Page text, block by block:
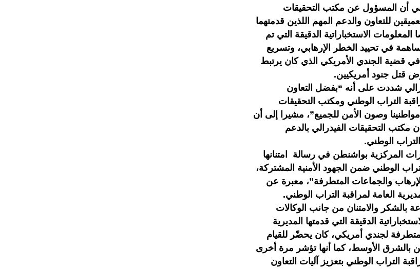
أن المسؤول عن مكتب التحقيقات
للتعاون والدعم المهم اللذين قدمتهما
الاستخباراتية الدقيقة التي تم
في تحييد الخطر الإرهابي، وتسريع
قضية الجندي الأمريكي الذي كان يرتبط
قتل جنود أمريكيين.
شددت على أنه “بفضل التعاون
التراب الوطني ومكتب التحقيقات
مواطنينا وصون الأمن للجميع”، مشيرا إلى أن
مكتب التحقيقات الفيدرالي بالدعم
الوطني.
المركزية بواشنطن في رسالة امتنانها
الوطني ضمن الجهود الأمنية المشتركة،
والجماعات المتطرفة”، معبرة عن
العامة لمراقبة التراب الوطني.
بالشكر والامتنان من جانب الوكالات
الدقيقة التي قدمتها المديرية
لجندي أمريكي، كان يحضّر للقيام
بالشرق الأوسط، كما أنها تؤشر مرة أخرى
التراب الوطني بتعزيز آليات التعاون